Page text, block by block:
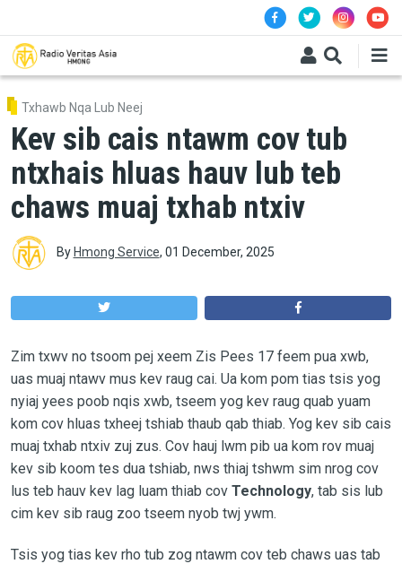
Txhawb Nqa Lub Neej
Kev sib cais ntawm cov tub
ntxhais hluas hauv lub teb
chaws muaj txhab ntxiv
By Hmong Service, 01 December, 2025
Zim txwv no tsoom pej xeem Zis Pees 17 feem pua xwb,
uas muaj ntawv mus kev raug cai. Ua kom pom tias tsis yog
nyiaj yees poob nqis xwb, tseem yog kev raug quab yuam
kom cov hluas txheej tshiab thaub qab thiab. Yog kev sib cais
muaj txhab ntxiv zuj zus. Cov hauj lwm pib ua kom rov muaj
kev sib koom tes dua tshiab, nws thiaj tshwm sim nrog cov
lus teb hauv kev lag luam thiab cov Technology, tab sis lub
cim kev sib raug zoo tseem nyob twj ywm.
Tsis yog tias kev rho tub zog ntawm cov teb chaws uas tab